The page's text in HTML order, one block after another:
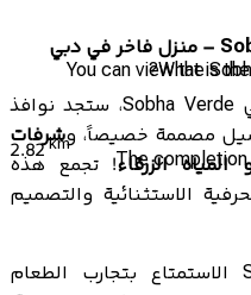
عند دخولك إلى منزلك الجديد في Sobha Verde، ستجد نوافذ
مصممة خصيصاً، وشرفات
الزرقاء! تجمع هذه
الاستثنائية والتصميم
يعني العيش في Sobha Verde الاستمتاع بتجارب الطعام
2.82km
You can view the
What is
The